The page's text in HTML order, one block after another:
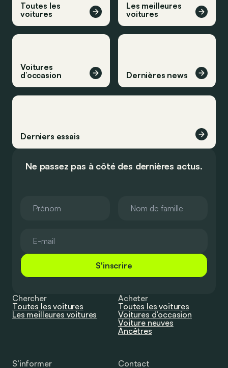
Toutes les
voitures
Les meilleures
voitures
Voitures
d’occasion
Dernières news
Derniers essais
Ne passez pas à côté des dernières actus.
S'inscrire
Chercher
Toutes les voitures
Les meilleures voitures
Acheter
Toutes les voitures
Voitures d’occasion
Voiture neuves
Ancêtres
S’informer
Contact